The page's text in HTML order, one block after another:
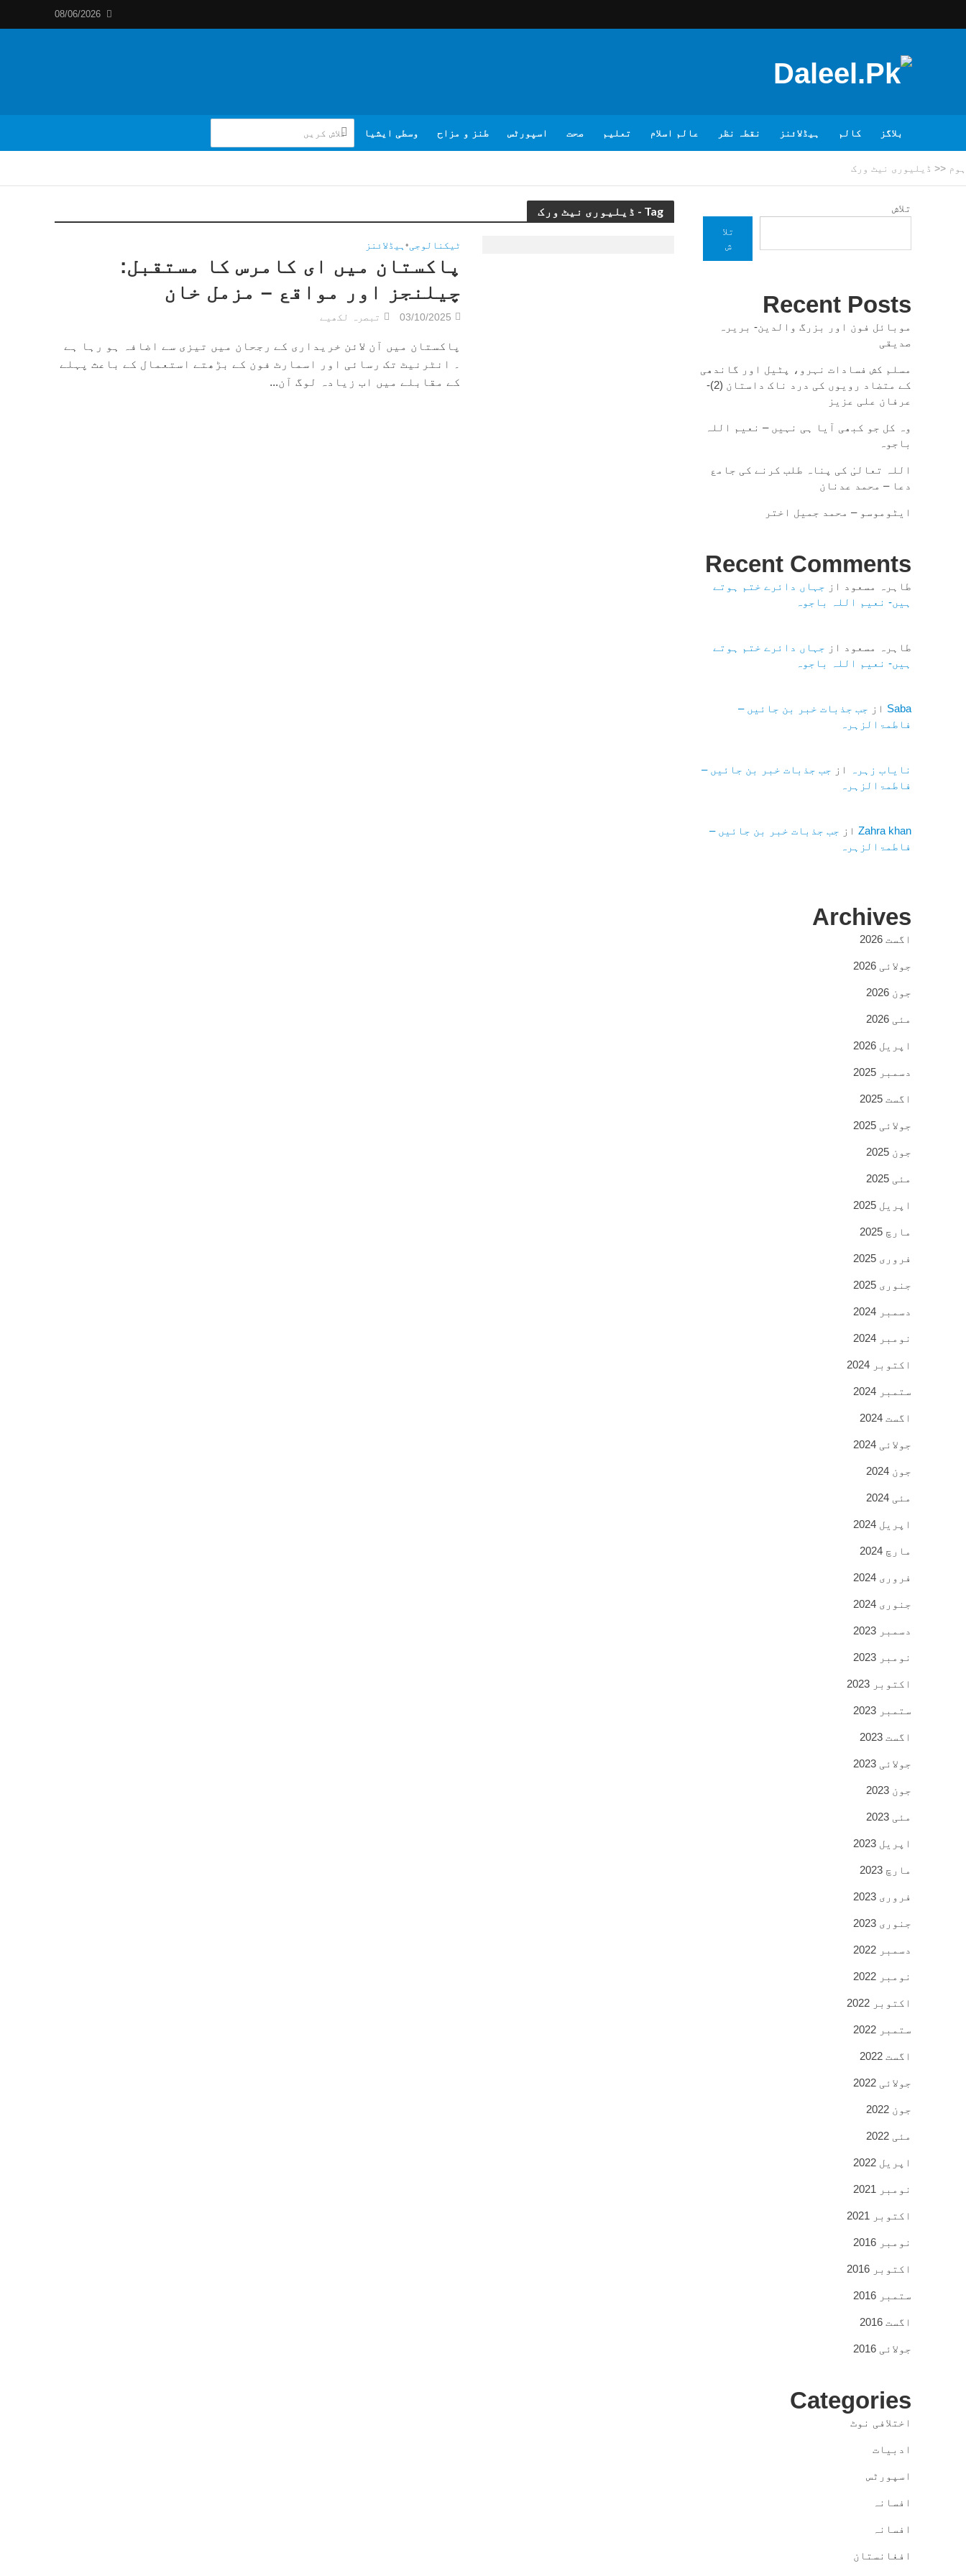
08/06/2026
بلاگز کالم ہیڈلائنز نقطہ نظر عالم اسلام تعلیم صحت اسپورٹس طنز و مزاح وسطی ایشیا
ہوم << ڈیلیوری نیٹ ورک
Tag - ڈیلیوری نیٹ ورک
ٹیکنالوجی• ہیڈلائنز
پاکستان میں ای کامرس کا مستقبل:
چیلنجز اور مواقع – مزمل خان
03/10/2025 تبصرہ لکھیے
پاکستان میں آن لائن خریداری کے رجحان میں تیزی سے اضافہ ہو رہا ہے
۔ انٹرنیٹ تک رسائی اور اسمارٹ فون کے بڑھتے استعمال کے باعث پہلے
کے مقابلے میں اب زیادہ لوگ آن...
تلاش
تلا
ش
Recent Posts
موبائل فون اور بزرگ والدین- بریرہ
صدیقی
مسلم کش فسادات نہرو، پٹیل اور گاندھی
کے متضاد رویوں کی درد ناک داستان (2)-
عرفان علی عزیز
وہ کل جو کبھی آیا ہی نہیں – نعیم اللہ
باجوہ
اللہ تعالیٰ کی پناہ طلب کرنے کی جامع
دعا – محمد عدنان
ایٹوموسو – محمد جمیل اختر
Recent Comments
طاہرہ مسعود از جہاں دائرے ختم ہوتے
ہیں- نعیم اللہ باجوہ
طاہرہ مسعود از جہاں دائرے ختم ہوتے
ہیں- نعیم اللہ باجوہ
Saba از جب جذبات خبر بن جائیں –
فاطمۃالزہرہ
نایاب زہرہ از جب جذبات خبر بن جائیں –
فاطمۃالزہرہ
Zahra khanاز جب جذبات خبر بن جائیں –
فاطمۃالزہرہ
Archives
اگست 2026
جولائی 2026
جون 2026
مئی 2026
اپریل 2026
دسمبر 2025
اگست 2025
جولائی 2025
جون 2025
مئی 2025
اپریل 2025
مارچ 2025
فروری 2025
جنوری 2025
دسمبر 2024
نومبر 2024
اکتوبر 2024
ستمبر 2024
اگست 2024
جولائی 2024
جون 2024
مئی 2024
اپریل 2024
مارچ 2024
فروری 2024
جنوری 2024
دسمبر 2023
نومبر 2023
اکتوبر 2023
ستمبر 2023
اگست 2023
جولائی 2023
جون 2023
مئی 2023
اپریل 2023
مارچ 2023
فروری 2023
جنوری 2023
دسمبر 2022
نومبر 2022
اکتوبر 2022
ستمبر 2022
اگست 2022
جولائی 2022
جون 2022
مئی 2022
اپریل 2022
نومبر 2021
اکتوبر 2021
نومبر 2016
اکتوبر 2016
ستمبر 2016
اگست 2016
جولائی 2016
Categories
اختلافی نوٹ
ادبیات
اسپورٹس
افسانہ
افسانہ
افغانستان